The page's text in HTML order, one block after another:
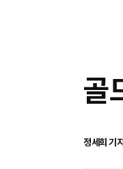
골
정세희 기